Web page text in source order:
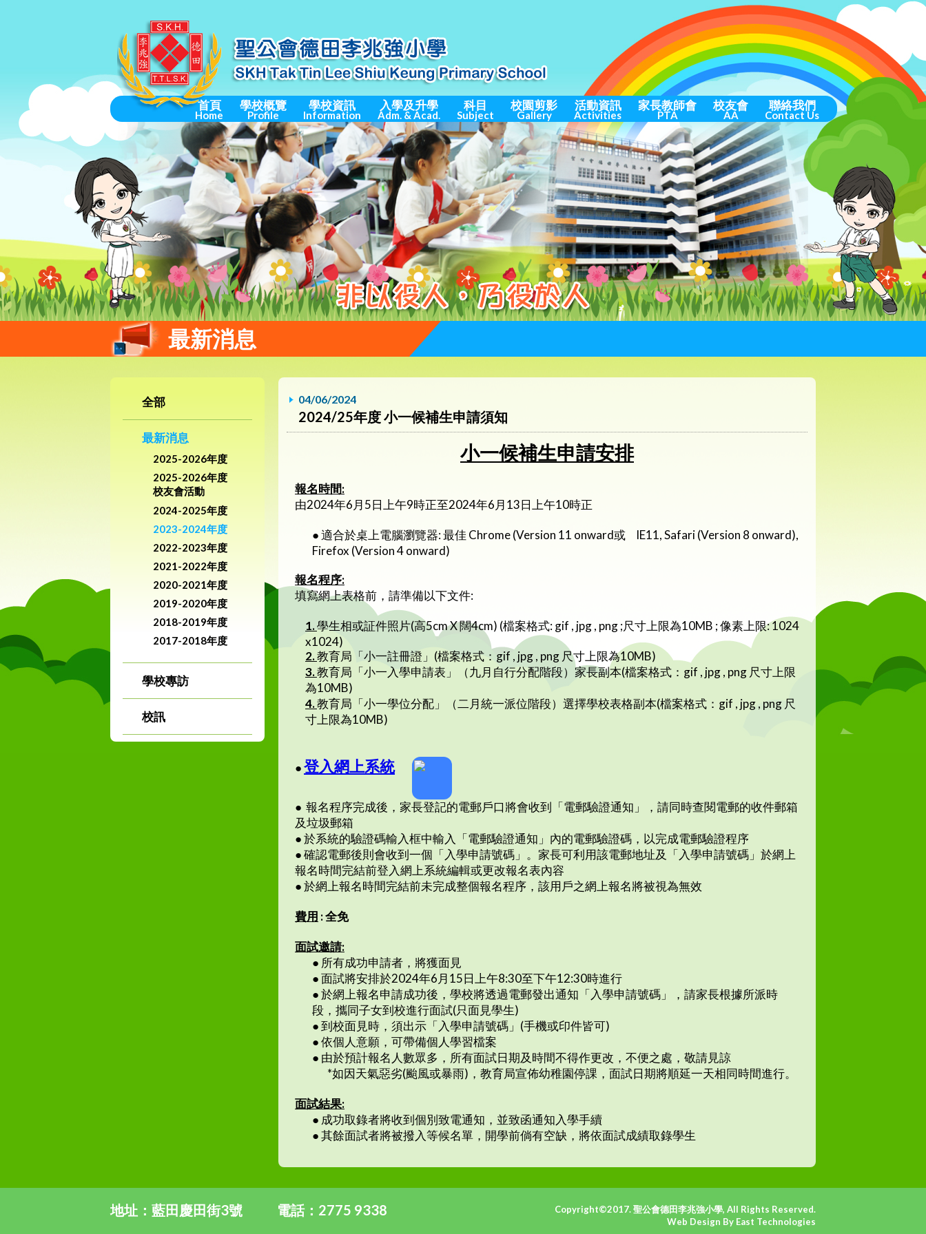
首頁
Home
學校概覽
Profile
學校資訊
Information
入學及升學
Adm. & Acad.
科目
Subject
校園剪影
Gallery
活動資訊
Activities
家長教師會
PTA
校友會
AA
聯絡我們
Contact Us
最新消息
全部
最新消息
2025-2026年度
2025-2026年度
校友會活動
2024-2025年度
2023-2024年度
2022-2023年度
2021-2022年度
2020-2021年度
2019-2020年度
2018-2019年度
2017-2018年度
學校專訪
校訊
04/06/2024
2024/25年度 小一候補生申請須知
小一候補生申請安排
報名時間:
由2024年6月5日上午9時正至2024年6月13日上午10時正
●適合於桌上電腦瀏覽器: 最佳 Chrome (Version 11 onward或 IE11, Safari (Version 8 onward),
Firefox (Version 4 onward)
報名程序:
填寫網上表格前，請準備以下文件:
1.學生相或証件照片(高5cm X 闊4cm) (檔案格式: gif , jpg , png ;尺寸上限為10MB ; 像素上限: 1024
x1024)
2.教育局「小一註冊證」(檔案格式：gif , jpg , png 尺寸上限為10MB)
3.教育局「小一入學申請表」（九月自行分配階段）家長副本(檔案格式：gif , jpg , png 尺寸上限
為10MB)
4.教育局「小一學位分配」（二月統一派位階段）選擇學校表格副本(檔案格式：gif , jpg , png 尺
寸上限為10MB)
●登入網上系統
● 報名程序完成後，家長登記的電郵戶口將會收到「電郵驗證通知」，請同時查閱電郵的收件郵箱
及垃圾郵箱
●於系統的驗證碼輸入框中輸入「電郵驗證通知」內的電郵驗證碼，以完成電郵驗證程序
●確認電郵後則會收到一個「入學申請號碼」。家長可利用該電郵地址及「入學申請號碼」於網上
報名時間完結前登入網上系統編輯或更改報名表內容
●於網上報名時間完結前未完成整個報名程序，該用戶之網上報名將被視為無效
費用 : 全免
面試邀請:
● 所有成功申請者，將獲面見
●面試將安排於2024年6月15日上午8:30至下午12:30時進行
●於網上報名申請成功後，學校將透過電郵發出通知「入學申請號碼」，請家長根據所派時
段，攜同子女到校進行面試(只面見學生)
●到校面見時，須出示「入學申請號碼」(手機或印件皆可)
●依個人意願，可帶備個人學習檔案
● 由於預計報名人數眾多，所有面試日期及時間不得作更改，不便之處，敬請見諒
*如因天氣惡劣(颱風或暴雨)，教育局宣佈幼稚園停課，面試日期將順延一天相同時間進行。
面試結果:
● 成功取錄者將收到個別致電通知，並致函通知入學手續
●其餘面試者將被撥入等候名單，開學前倘有空缺，將依面試成績取錄學生
地址：藍田慶田街3號 電話：2775 9338
Copyright©2017. 聖公會德田李兆強小學, All Rights Reserved.
Web Design By East Technologies